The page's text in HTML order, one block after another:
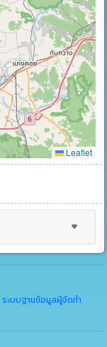
Leaflet
ระบบฐานข้อมูลผู้จัดทำ